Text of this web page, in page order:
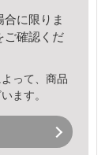
に限りま
ご確認くだ
って、商品
ます。